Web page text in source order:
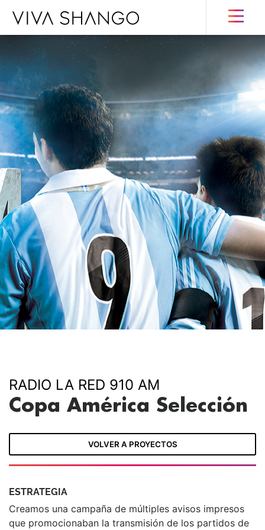
RADIO LA RED 910 AM
Copa América Selección
VOLVER A PROYECTOS
ESTRATEGIA
Creamos una campaña de múltiples avisos impresos
que promocionaban la transmisión de los partidos de